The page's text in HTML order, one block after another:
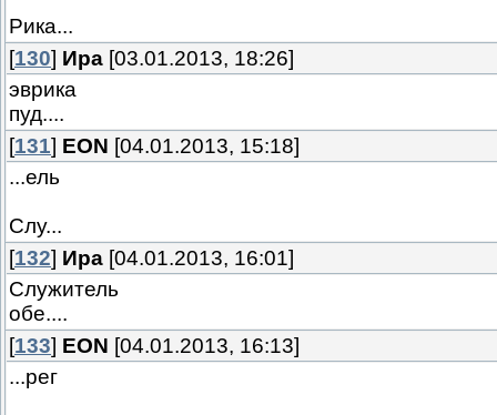
Рика...
[130] Ира [03.01.2013, 18:26]
эврика
пуд....
[131] EON [04.01.2013, 15:18]
...ель
Слу...
[132] Ира [04.01.2013, 16:01]
Служитель
обе....
[133] EON [04.01.2013, 16:13]
...рег